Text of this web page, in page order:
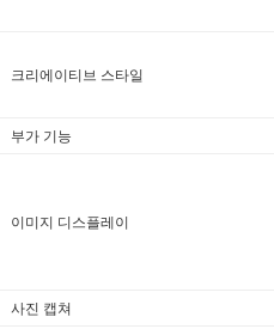
크리에이티브 스타일
부가 기능
이미지 디스플레이
사진 캡쳐